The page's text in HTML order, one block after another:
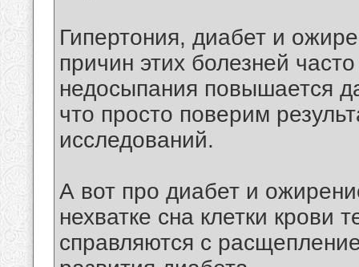
Гипертония, диабет и
причин этих болезней
недосыпания повышается
что просто поверим
исследований.
А вот про диабет и
нехватке сна клетки
справляются с